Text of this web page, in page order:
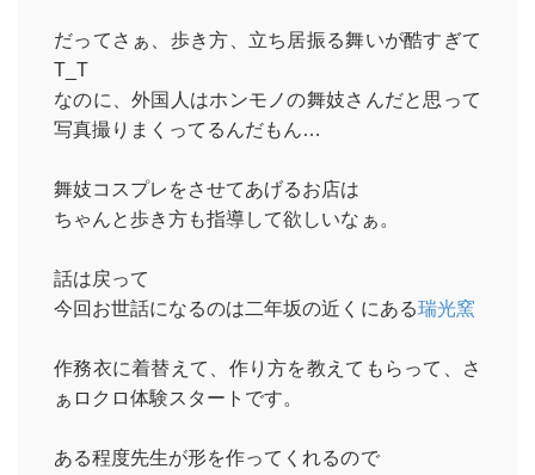
だってさぁ、歩き方、立ち居振る舞いが酷すぎて
T_T
なのに、外国人はホンモノの舞妓さんだと思って
写真撮りまくってるんだもん…
舞妓コスプレをさせてあげるお店は
ちゃんと歩き方も指導して欲しいなぁ。
話は戻って
今回お世話になるのは二年坂の近くにある瑞光窯
作務衣に着替えて、作り方を教えてもらって、さ
ぁロクロ体験スタートです。
ある程度先生が形を作ってくれるので